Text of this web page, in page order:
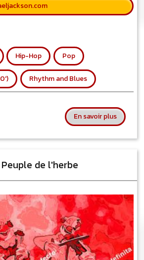
Hip-Hop Pop
Rhythm and Blues
En savoir plussur
de l'herbe